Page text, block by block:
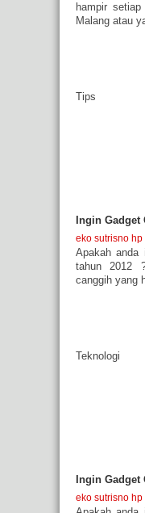
hampir
Malang atau
Tips
Ingin
eko sutrisno hp
Apakah anda
tahun 2012
canggih yang
Teknologi
Ingin
eko sutrisno hp